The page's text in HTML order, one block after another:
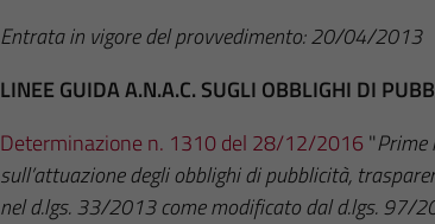
Entrata in vigore del provvedimento: 20/04/2013
LINEE GUIDA A.N.A.C. SUGLI OBBLIGHI DI
Determinazione n. 1310 del 28/12/2016 "Prime
sull’attuazione degli obblighi di pubblicità,
nel d.lgs. 33/2013 come modificato dal d.lgs. 97/